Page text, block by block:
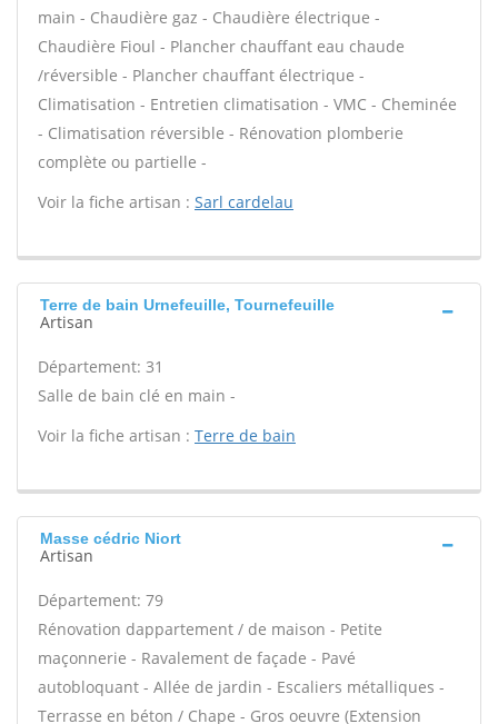
main - Chaudière gaz - Chaudière électrique -
Chaudière Fioul - Plancher chauffant eau chaude
/réversible - Plancher chauffant électrique -
Climatisation - Entretien climatisation - VMC - Cheminée
- Climatisation réversible - Rénovation plomberie
complète ou partielle -
Voir la fiche artisan : Sarl cardelau
Terre de bain Urnefeuille, Tournefeuille
Artisan
Département: 31
Salle de bain clé en main -
Voir la fiche artisan : Terre de bain
Masse cédric Niort
Artisan
Département: 79
Rénovation dappartement / de maison - Petite
maçonnerie - Ravalement de façade - Pavé
autobloquant - Allée de jardin - Escaliers métalliques -
Terrasse en béton / Chape - Gros oeuvre (Extension